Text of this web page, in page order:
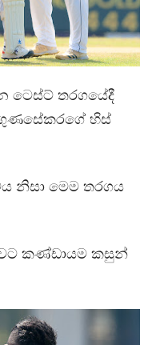
ටෙස්ට් තරගයේදී
හිස්
නිසා මෙම තරගය
කණ්ඩායම කසුන්